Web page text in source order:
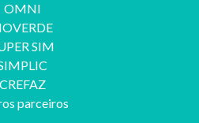
OMNI
SIM
CREFAZ
parceiros